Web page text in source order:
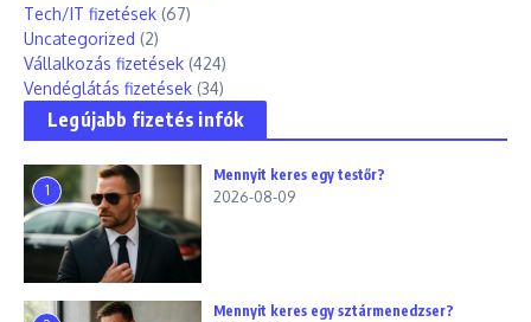
Tech/IT fizetések (67)
Uncategorized (2)
Vállalkozás fizetések (424)
Vendéglátás fizetések (34)
Legújabb fizetés infók
1
Mennyit keres egy testőr?
2026-08-09
Mennyit keres egy sztármenedzser?